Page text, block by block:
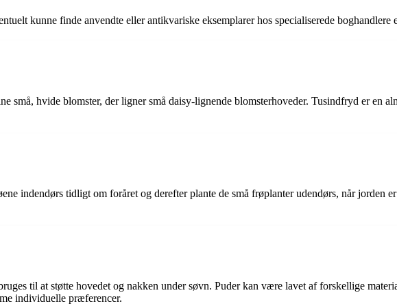
kunne finde anvendte eller antikvariske eksemplarer hos specialiserede boghandlere
små, hvide blomster, der ligner små daisy-lignende blomsterhoveder. Tusindfryd er en
indendørs tidligt om foråret og derefter plante de små frøplanter udendørs, når jorden
til at støtte hovedet og nakken under søvn. Puder kan være lavet af forskellige
individuelle præferencer.